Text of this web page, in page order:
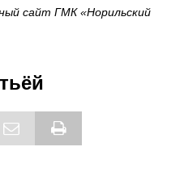
сайт ГМК «Норильский